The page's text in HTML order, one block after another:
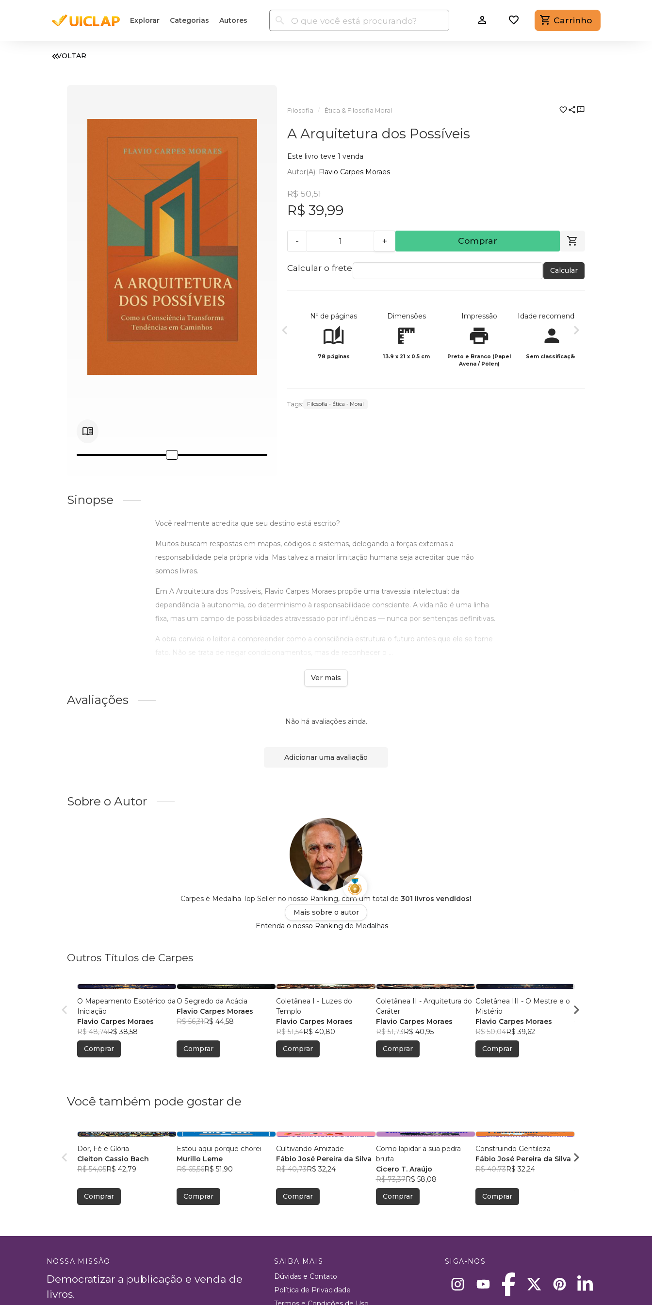
Explorar Categorias Autores Carrinho
VOLTAR
Filosofia Ética & Filosofia Moral
A Arquitetura dos Possíveis
Este livro teve 1 venda
Autor(a): Flavio Carpes Moraes
R$ 50,51
R$ 39,99
- + Comprar
Calcular o frete Calcular
Nº de páginas
78 páginas
Dimensões
13.9 x 21 x 0.5 cm
Impressão
Preto e Branco (Papel
Avena / Pólen)
Idade recomendada
Sem classificação
Tags: Filosofia - Ética - Moral
Sinopse
Você realmente acredita que seu destino está escrito?
Muitos buscam respostas em mapas, códigos e sistemas, delegando a forças externas a
responsabilidade pela própria vida. Mas talvez a maior limitação humana seja acreditar que não
somos livres.
Em A Arquitetura dos Possíveis, Flavio Carpes Moraes propõe uma travessia intelectual: da
dependência à autonomia, do determinismo à responsabilidade consciente. A vida não é uma linha
fixa, mas um campo de possibilidades atravessado por influências — nunca por sentenças definitivas.
A obra convida o leitor a compreender como a consciência estrutura o futuro antes que ele se torne
fato. Não se trata de negar condicionamentos, mas de reconhecer o ...
Ver mais
Avaliações
Não há avaliações ainda.
Adicionar uma avaliação
Sobre o Autor
Carpes é Medalha Top Seller no nosso Ranking, com um total de 301 livros vendidos!
Mais sobre o autor
Entenda o nosso Ranking de Medalhas
Outros Títulos de Carpes
O Mapeamento Esotérico da
Iniciação
Flavio Carpes Moraes
R$ 48,74R$ 38,58
Comprar
O Segredo da Acácia
Flavio Carpes Moraes
R$ 56,31R$ 44,58
Comprar
Coletânea I - Luzes do
Templo
Flavio Carpes Moraes
R$ 51,54R$ 40,80
Comprar
Coletânea II - Arquitetura do
Caráter
Flavio Carpes Moraes
R$ 51,73R$ 40,95
Comprar
Coletânea III - O Mestre e o
Mistério
Flavio Carpes Moraes
R$ 50,04R$ 39,62
Comprar
Flavio Carpes Moraes
Você também pode gostar de
Dor, Fé e Glória
Cleiton Cassio Bach
R$ 54,05R$ 42,79
Comprar
Estou aqui porque chorei
Murillo Leme
R$ 65,56R$ 51,90
Comprar
Cultivando Amizade
Fábio José Pereira da Silva
R$ 40,73R$ 32,24
Comprar
Como lapidar a sua pedra
bruta
Cicero T. Araújo
R$ 73,37R$ 58,08
Comprar
Construindo Gentileza
Fábio José Pereira da Silva
R$ 40,73R$ 32,24
Comprar
Reilly da Cunha
NOSSA MISSÃO
Democratizar a publicação e venda de
livros.
SAIBA MAIS
Dúvidas e Contato
Política de Privacidade
SIGA-NOS